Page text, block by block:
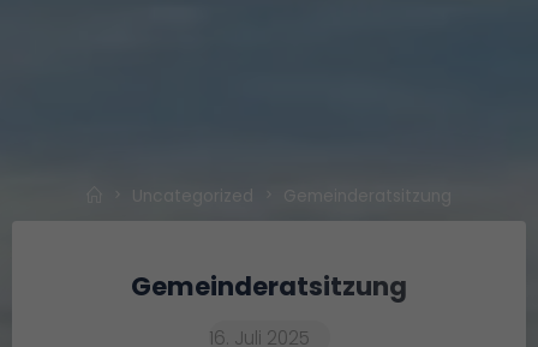
Home
Uncategorized
Gemeinderatsitzung
16. Juli 2025